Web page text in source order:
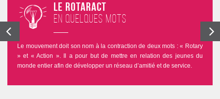
Le Rotaract
en quelques mots
Le mouvement doit son nom à la contraction de deux mots : « Rotary
» et « Action ». Il a pour but de mettre en relation des jeunes du
monde entier afin de développer un réseau d’amitié et de service.